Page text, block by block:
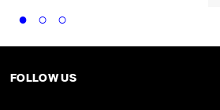
FOLLOW US